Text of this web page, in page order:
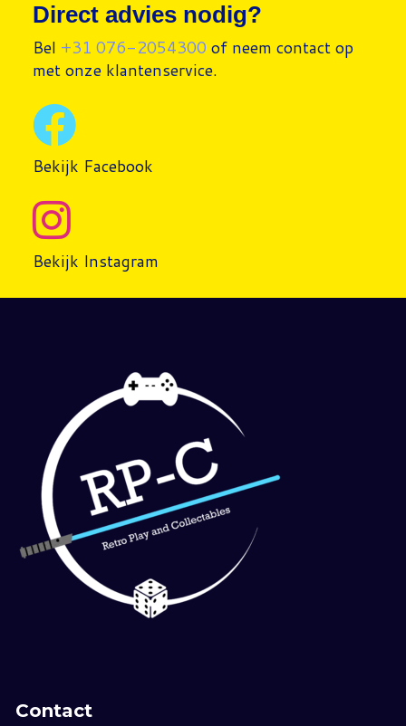
Direct advies nodig?
Bel +31 076-2054300 of neem contact op
met onze klantenservice.
Bekijk Facebook
Bekijk Instagram
Contact